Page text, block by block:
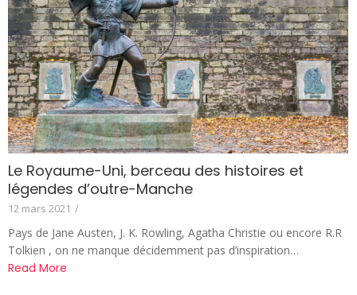
Le Royaume-Uni, berceau des histoires et
légendes d’outre-Manche
12 mars 2021 /
Pays de Jane Austen, J. K. Rowling, Agatha Christie ou encore R.R
Tolkien , on ne manque décidemment pas d’inspiration…
Read More